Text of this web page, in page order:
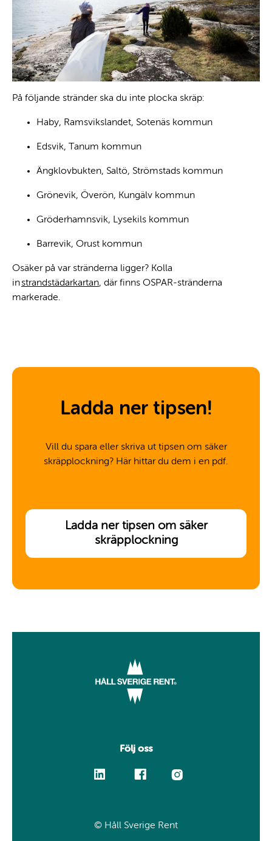
På följande stränder ska du inte plocka skräp:
Haby, Ramsvikslandet, Sotenäs kommun
Edsvik, Tanum kommun
Ängklovbukten, Saltö, Strömstads kommun
Grönevik, Överön, Kungälv kommun
Gröderhamnsvik, Lysekils kommun
Barrevik, Orust kommun
Osäker på var stränderna ligger? Kolla
instrandstädarkartan, där finns OSPAR-stränderna
markerade.
Ladda ner tipsen!
Vill du spara eller skriva ut tipsen om säker
skräpplockning? Här hittar du dem i en pdf.
Ladda ner tipsen om säker
skräpplockning
Följ oss
© Håll Sverige Rent